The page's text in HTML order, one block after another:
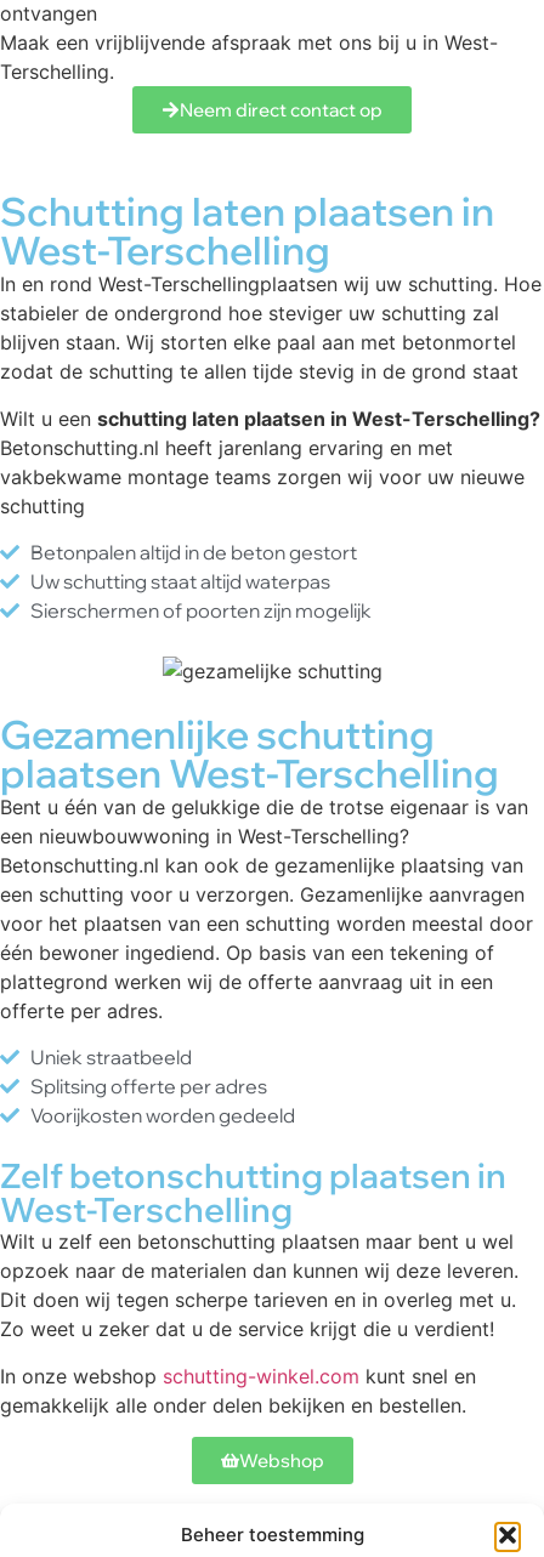
Beheer toestemming
ontvangen
Maak een vrijblijvende afspraak met ons bij u in West-
Terschelling.
Neem direct contact op
Schutting laten plaatsen in
West-Terschelling
In en rond West-Terschellingplaatsen wij uw schutting. Hoe
stabieler de ondergrond hoe steviger uw schutting zal
blijven staan. Wij storten elke paal aan met betonmortel
zodat de schutting te allen tijde stevig in de grond staat
Wilt u een schutting laten plaatsen in West-Terschelling?
Betonschutting.nl heeft jarenlang ervaring en met
vakbekwame montage teams zorgen wij voor uw nieuwe
schutting
Betonpalen altijd in de beton gestort
Uw schutting staat altijd waterpas
Sierschermen of poorten zijn mogelijk
Gezamenlijke schutting
plaatsen West-Terschelling
Bent u één van de gelukkige die de trotse eigenaar is van
een nieuwbouwwoning in West-Terschelling?
Betonschutting.nl kan ook de gezamenlijke plaatsing van
een schutting voor u verzorgen. Gezamenlijke aanvragen
voor het plaatsen van een schutting worden meestal door
één bewoner ingediend. Op basis van een tekening of
plattegrond werken wij de offerte aanvraag uit in een
offerte per adres.
Uniek straatbeeld
Splitsing offerte per adres
Voorijkosten worden gedeeld
Zelf betonschutting plaatsen in
West-Terschelling
Wilt u zelf een betonschutting plaatsen maar bent u wel
opzoek naar de materialen dan kunnen wij deze leveren.
Dit doen wij tegen scherpe tarieven en in overleg met u.
Zo weet u zeker dat u de service krijgt die u verdient!
In onze webshop schutting-winkel.com kunt snel en
gemakkelijk alle onder delen bekijken en bestellen.
Webshop